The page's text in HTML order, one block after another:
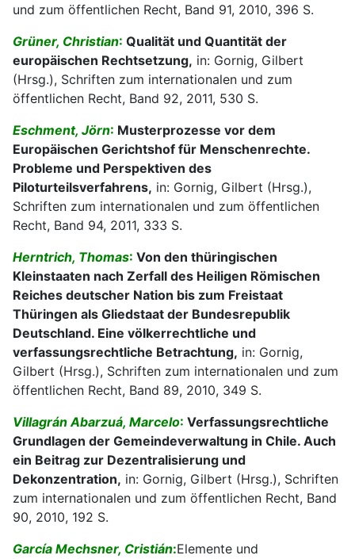
und zum öffentlichen Recht, Band 91, 2010, 396 S.
Grüner, Christian: Qualität und Quantität der
europäischen Rechtsetzung, in: Gornig, Gilbert
(Hrsg.), Schriften zum internationalen und zum
öffentlichen Recht, Band 92, 2011, 530 S.
Eschment, Jörn: Musterprozesse vor dem
Europäischen Gerichtshof für Menschenrechte.
Probleme und Perspektiven des
Piloturteilsverfahrens, in: Gornig, Gilbert (Hrsg.),
Schriften zum internationalen und zum öffentlichen
Recht, Band 94, 2011, 333 S.
Herntrich, Thomas: Von den thüringischen
Kleinstaaten nach Zerfall des Heiligen Römischen
Reiches deutscher Nation bis zum Freistaat
Thüringen als Gliedstaat der Bundesrepublik
Deutschland. Eine völkerrechtliche und
verfassungsrechtliche Betrachtung, in: Gornig,
Gilbert (Hrsg.), Schriften zum internationalen und zum
öffentlichen Recht, Band 89, 2010, 349 S.
Villagrán Abarzuá, Marcelo: Verfassungsrechtliche
Grundlagen der Gemeindeverwaltung in Chile. Auch
ein Beitrag zur Dezentralisierung und
Dekonzentration, in: Gornig, Gilbert (Hrsg.), Schriften
zum internationalen und zum öffentlichen Recht, Band
90, 2010, 192 S.
García Mechsner, Cristián:Elemente und